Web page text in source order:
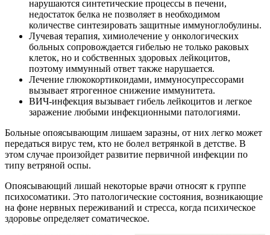
нарушаются синтетические процессы в печени,
недостаток белка не позволяет в необходимом
количестве синтезировать защитные иммуноглобулины.
Лучевая терапия, химиолечение у онкологических
больных сопровождается гибелью не только раковых
клеток, но и собственных здоровых лейкоцитов,
поэтому иммунный ответ также нарушается.
Лечение глюкокортикоидами, иммуносупрессорами
вызывает ятрогенное снижение иммунитета.
ВИЧ-инфекция вызывает гибель лейкоцитов и легкое
заражение любыми инфекционными патологиями.
Больные опоясывающим лишаем заразны, от них легко может
передаться вирус тем, кто не болел ветрянкой в детстве. В
этом случае произойдет развитие первичной инфекции по
типу ветряной оспы.
Опоясывающий лишай некоторые врачи относят к группе
психосоматики. Это патологические состояния, возникающие
на фоне нервных переживаний и стресса, когда психическое
здоровье определяет соматическое.